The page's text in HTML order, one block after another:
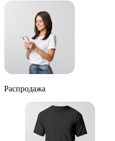
Распродажа